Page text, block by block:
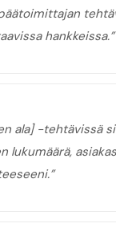
hankkeissa.”
ala] -tehtävissä
lukumäärä,
”